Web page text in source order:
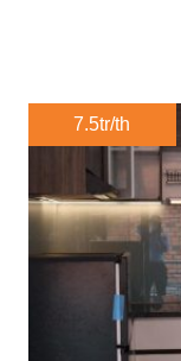
7.5tr/th